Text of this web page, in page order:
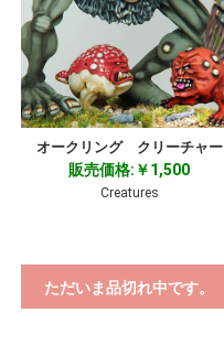
オークリング クリーチャー
販売価格:￥1,500
Creatures
ただいま品切れ中です。